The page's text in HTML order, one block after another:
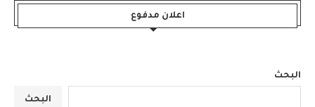
اعلان مدفوع
البحث
البحث